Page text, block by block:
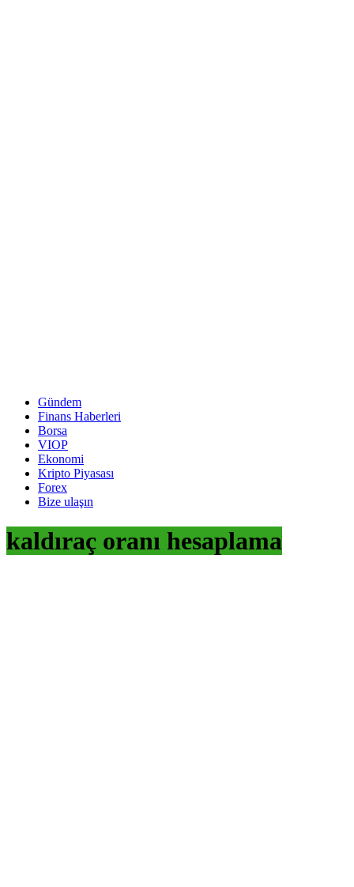
Gündem
Finans Haberleri
Borsa
VIOP
Ekonomi
Kripto Piyasası
Forex
Bize ulaşın
kaldıraç oranı hesaplama